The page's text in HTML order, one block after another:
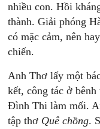
nhiều con. Hồi
thành. Giải phóng
có mặc cảm, nên
chiến.
Anh Thơ lấy một
kết, công tác ở
Đình Thi làm mối.
tập thơ Quê chồng.